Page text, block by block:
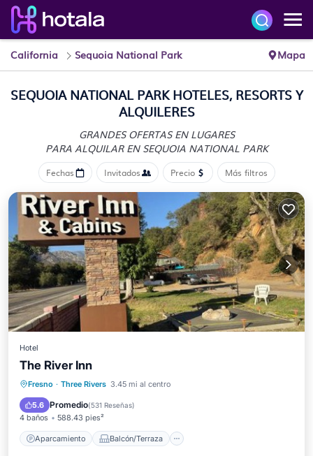
California Sequoia National Park Mapa
SEQUOIA NATIONAL PARK HOTELES, RESORTS Y
ALQUILERES
GRANDES OFERTAS EN LUGARES
PARA ALQUILAR EN SEQUOIA NATIONAL PARK
Fechas Invitados Precio Más filtros
Hotel
The River Inn
Fresno · Three Rivers 3.45 mi al centro
5.6 Promedio(531 Reseñas)
4 baños 588.43 pies²
Aparcamiento Balcón/Terraza
Aparcamiento
Balcón/Terraza
Vistas
Aire acondicionado